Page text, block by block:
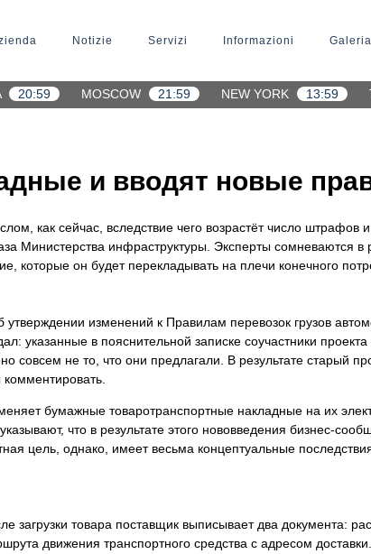
Notizie Servizi Informazioni Galeria
20:59 MOSCOW 21:59 NEW YORK 13:59
и вводят новые
как сейчас, вследствие чего возрастёт число штрафов
Министерства инфраструктуры. Эксперты сомневаются
которые он будет перекладывать на плечи конечного
изменений к Правилам перевозок грузов
указанные в пояснительной записке соучастники
совсем не то, что они предлагали. В результате старый
бумажные товаротранспортные накладные на их
что в результате этого нововведения бизнес-
цель, однако, имеет весьма концептуальные
товара поставщик выписывает два документа:
движения транспортного средства с адресом